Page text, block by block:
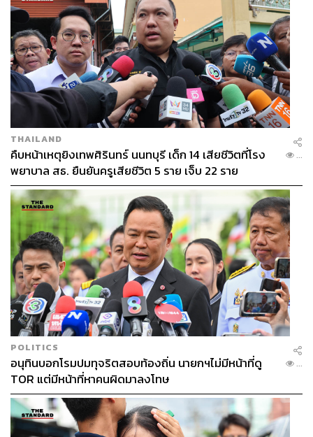
THAILAND
คืบหน้าเหตุยิงเทพศิรินทร์ นนทบุรี เด็ก 14 เสียชีวิตที่โรง
พยาบาล สธ. ยืนยันครูเสียชีวิต 5 ราย เจ็บ 22 ราย
...
POLITICS
อนุทินบอกโรมปมทุจริตสอบท้องถิ่น นายกฯไม่มีหน้าที่ดู
TOR แต่มีหน้าที่หาคนผิดมาลงโทษ
...